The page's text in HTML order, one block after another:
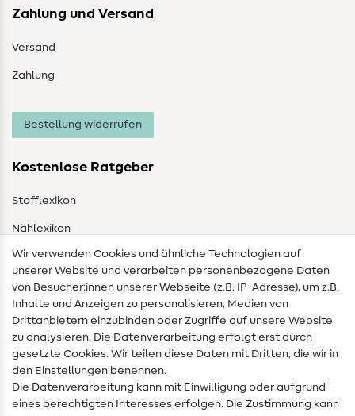
Zahlung und Versand
Versand
Zahlung
Bestellung widerrufen
Kostenlose Ratgeber
Stofflexikon
Nählexikon
Nähanleitungen
Hilfe & Kontakt
Kontakt
Infos zum Betreiberwechsel
Widerrufsrecht
Wir verwenden Cookies und ähnliche Technologien auf
unserer Website und verarbeiten personenbezogene Daten
von Besucher:innen unserer Webseite (z.B. IP-Adresse), um z.B.
Inhalte und Anzeigen zu personalisieren, Medien von
Drittanbietern einzubinden oder Zugriffe auf unsere Website
zu analysieren. Die Datenverarbeitung erfolgt erst durch
gesetzte Cookies. Wir teilen diese Daten mit Dritten, die wir in
den Einstellungen benennen.
Die Datenverarbeitung kann mit Einwilligung oder aufgrund
eines berechtigten Interesses erfolgen. Die Zustimmung kann